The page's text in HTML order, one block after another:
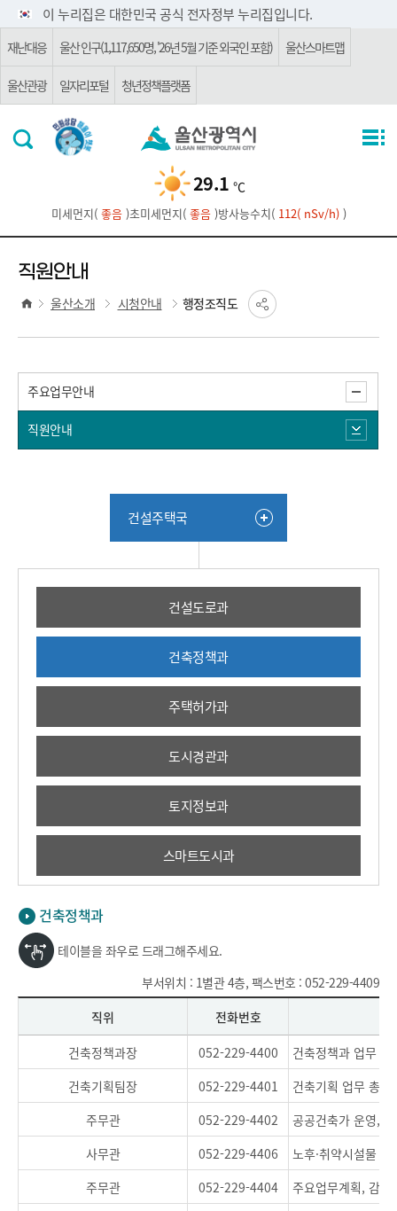
주요 메뉴로 건너뛰기
본문으로가기이 누리집은 대한민국 공식 전자정부 누리집입니다.
재난대응 울산 인구(1,117,650명, '26년 5월 기준 외국인 포함) 울산스마트맵
울산관광 일자리포털 청년정책플랫폼
29.1 ℃
미세먼지( 좋음)초미세먼지( 좋음)방사능수치(112( nSv/h) )
직원안내
울산소개 시청안내 행정조직도
주요업무안내
직원안내
건설주택국
건설도로과
건축정책과
주택허가과
도시경관과
토지정보과
스마트도시과
건축정책과
테이블을 좌우로 드래그해주세요.
부서위치 : 1별관 4층, 팩스번호 : 052-229-4409
직위
전화번호
건축정책과장
052-229-4400
건축정책과 업무 총
건축기획팀장
052-229-4401
건축기획 업무 총괄
주무관
052-229-4402
공공건축가 운영,
사무관
052-229-4406
노후·취약시설물
주무관
052-229-4404
주요업무계획, 감사